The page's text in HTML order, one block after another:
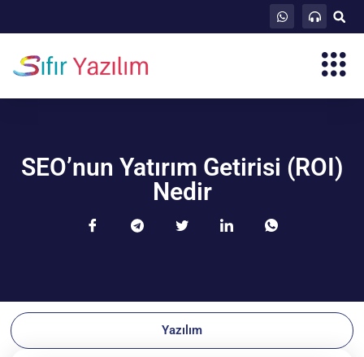
SEO’nun Yatırım Getirisi (ROI)
Nedir
Yazılım